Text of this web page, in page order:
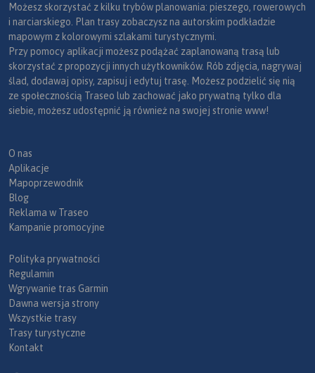
Możesz skorzystać z kilku trybów planowania: pieszego, rowerowych
i narciarskiego. Plan trasy zobaczysz na autorskim podkładzie
mapowym z kolorowymi szlakami turystycznymi.
Przy pomocy aplikacji możesz podążać zaplanowaną trasą lub
skorzystać z propozycji innych użytkowników. Rób zdjęcia, nagrywaj
ślad, dodawaj opisy, zapisuj i edytuj trasę. Możesz podzielić się nią
ze społecznością Traseo lub zachować jako prywatną tylko dla
siebie, możesz udostępnić ją również na swojej stronie www!
O nas
Aplikacje
Mapoprzewodnik
Blog
Reklama w Traseo
Kampanie promocyjne
Polityka prywatności
Regulamin
Wgrywanie tras Garmin
Dawna wersja strony
Wszystkie trasy
Trasy turystyczne
Kontakt